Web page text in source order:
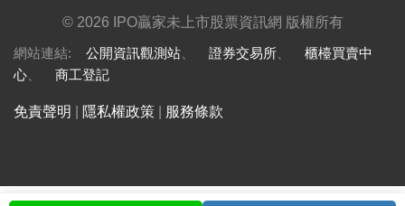
© 2026 IPO贏家未上市股票資訊網 版權所有
網站連結: 公開資訊觀測站 證券交易所
櫃檯買賣中
心
商工登記
免責聲明 隱私權政策 服務條款